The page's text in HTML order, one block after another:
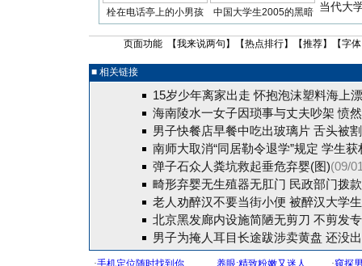
栓在电话亭上的小男孩 中国大学生2005的黑暗 当代大
页面功能 【我来说两句 】【热点排行】【推荐】【字
■ 相关链接
15岁少年离家出走 怀抱泡沫塑料海上
海南陵水一女子因琐事与丈夫吵架 愤
男子快餐店早餐中吃出玻璃片 舌头被
南师大取消“同居勒令退学”规定 学生获
弹子石众人粪坑救起垂危弃婴(图)(09/
畸形弃婴无生殖器无肛门 民政部门拨
老人劝醉汉不要当街小便 被醉汉大学
北京黑发廊内设施简陋无剪刀 不剪发
男子为掩人耳目长途跋涉卖黄盘 还没